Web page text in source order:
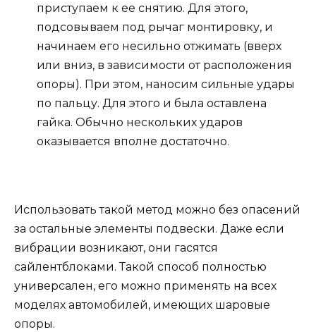
приступаем к ее снятию. Для этого,
подсовываем под рычаг монтировку, и
начинаем его несильно отжимать (вверх
или вниз, в зависимости от расположения
опоры). При этом, наносим сильные удары
по пальцу. Для этого и была оставлена
гайка. Обычно нескольких ударов
оказывается вполне достаточно.
Использовать такой метод можно без опасений
за остальные элементы подвески. Даже если
вибрации возникают, они гасятся
сайлентблоками. Такой способ полностью
универсален, его можно применять на всех
моделях автомобилей, имеющих шаровые
опоры.